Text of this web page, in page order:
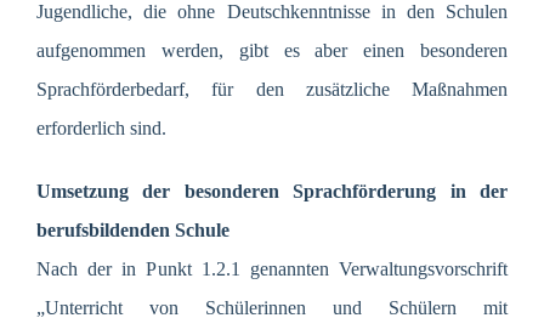
Jugendliche, die ohne Deutschkenntnisse in den Schulen
aufgenommen werden, gibt es aber einen besonderen
Sprachförderbedarf, für den zusätzliche Maßnahmen
erforderlich sind.
Umsetzung der besonderen Sprachförderung in der
berufsbildenden Schule
Nach der in Punkt 1.2.1 genannten Verwaltungsvorschrift
„Unterricht von Schülerinnen und Schülern mit